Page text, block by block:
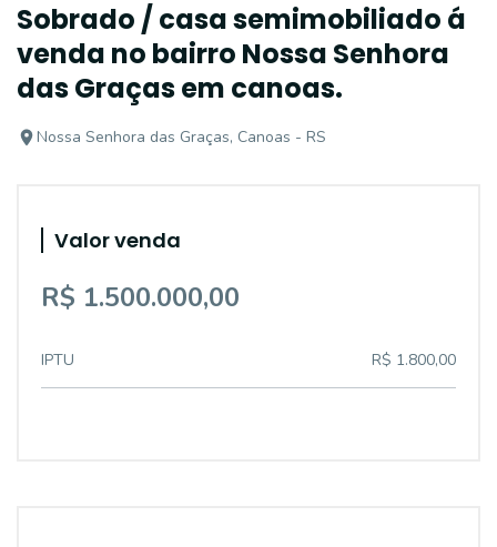
Sobrado / casa semimobiliado á
venda no bairro Nossa Senhora
das Graças em canoas.
Nossa Senhora das Graças, Canoas - RS
Valor venda
R$ 1.500.000,00
IPTU R$ 1.800,00